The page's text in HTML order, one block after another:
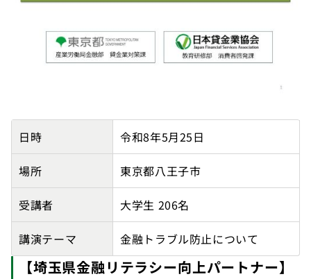
【東京都主催】ヤマザキ動物看護大学の講師派遣実績詳細
日時 令和8年5月25日
場所 東京都八王子市
受講者 大学生 206名
講演テーマ 金融トラブル防止について
【埼玉県金融リテラシー向上パートナー】